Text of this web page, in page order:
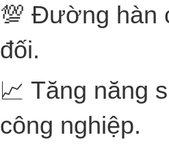
💯 Đường hàn
đối.
📈 Tăng năng
công nghiệp.